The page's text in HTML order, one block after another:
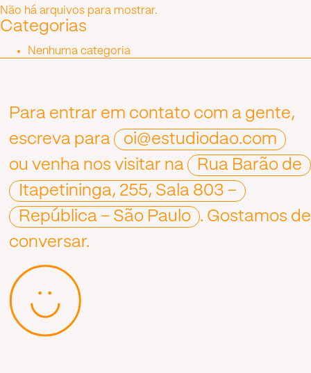
Não há arquivos para mostrar.
Categorias
Nenhuma categoria
Para entrar em contato com a gente,
escreva para
oi@estudiodao.com
ou venha nos visitar na
Rua Barão de
Itapetininga, 255, Sala 803 –
República – São Paulo
. Gostamos de
conversar.